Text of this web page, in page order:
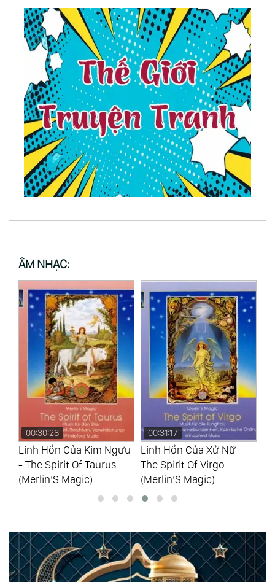
ÂM NHẠC:
00:30:28
Linh Hồn Của Kim Ngưu
- The Spirit Of Taurus
(Merlin’S Magic)
00:31:17
Linh Hồn Của Xử Nữ -
The Spirit Of Virgo
(Merlin’S Magic)